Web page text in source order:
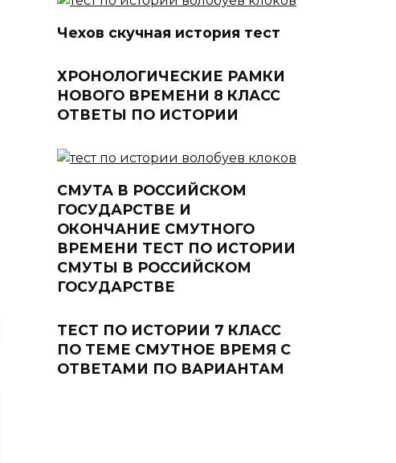
Чехов скучная история тест
ХРОНОЛОГИЧЕСКИЕ РАМКИ
НОВОГО ВРЕМЕНИ 8 КЛАСС
ОТВЕТЫ ПО ИСТОРИИ
СМУТА В РОССИЙСКОМ
ГОСУДАРСТВЕ И
ОКОНЧАНИЕ СМУТНОГО
ВРЕМЕНИ ТЕСТ ПО ИСТОРИИ
СМУТЫ В РОССИЙСКОМ
ГОСУДАРСТВЕ
ТЕСТ ПО ИСТОРИИ 7 КЛАСС
ПО ТЕМЕ СМУТНОЕ ВРЕМЯ С
ОТВЕТАМИ ПО ВАРИАНТАМ